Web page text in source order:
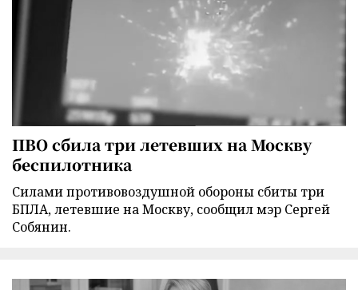
ПВО сбила три летевших на Москву
беспилотника
Силами противовоздушной обороны сбиты три
БПЛА, летевшие на Москву, сообщил мэр Сергей
Собянин.